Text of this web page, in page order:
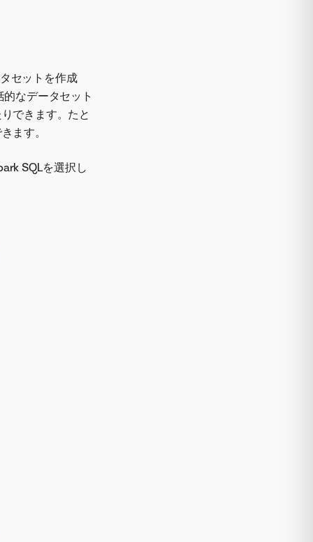
セットを作成
なデータセット
できます。たと
ます。
SQLを選択し